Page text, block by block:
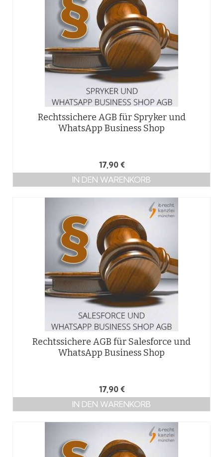
Rechtssichere AGB für Spryker und
WhatsApp Business Shop
17,90 €
IN DEN WARENKORB
Rechtssichere AGB für Salesforce und
WhatsApp Business Shop
17,90 €
IN DEN WARENKORB